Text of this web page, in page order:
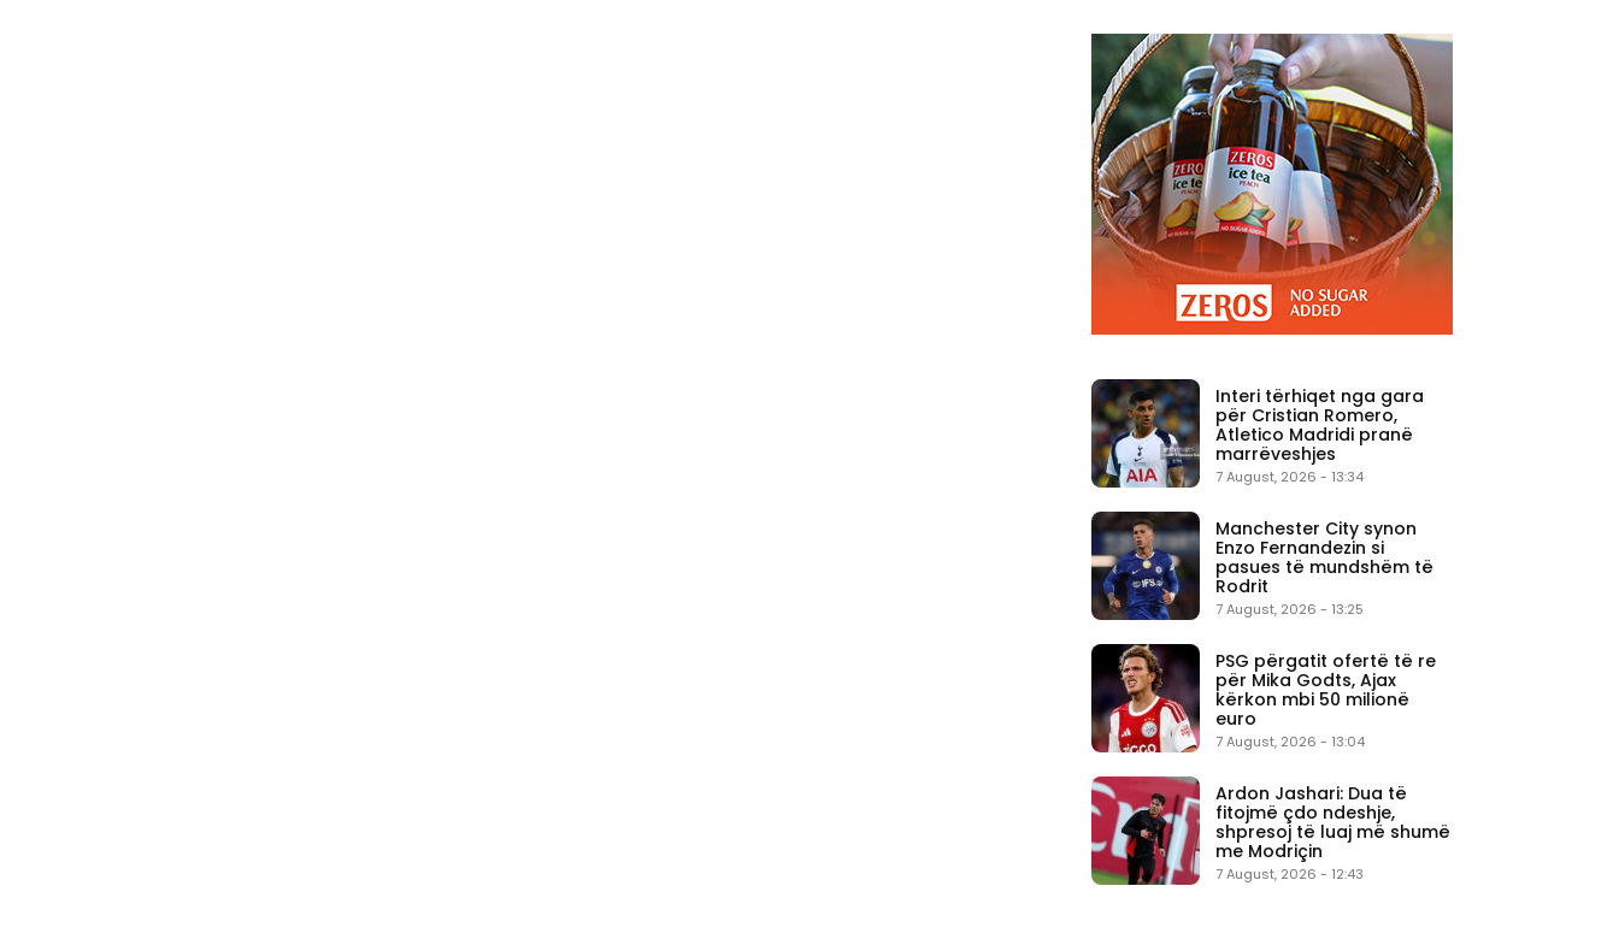
Interi tërhiqet nga gara
për Cristian Romero,
Atletico Madridi pranë
marrëveshjes
7 August, 2026 - 13:34
Manchester City synon
Enzo Fernandezin si
pasues të mundshëm të
Rodrit
7 August, 2026 - 13:25
PSG përgatit ofertë të re
për Mika Godts, Ajax
kërkon mbi 50 milionë
euro
7 August, 2026 - 13:04
Ardon Jashari: Dua të
fitojmë çdo ndeshje,
shpresoj të luaj më shumë
me Modriçin
7 August, 2026 - 12:43